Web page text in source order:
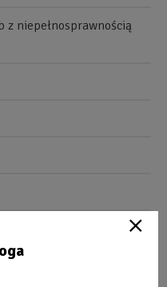
z niepełnosprawnością